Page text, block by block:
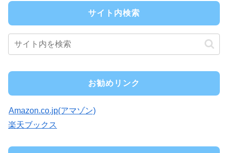
サイト内検索
お勧めリンク
Amazon.co.jp(アマゾン)
楽天ブックス